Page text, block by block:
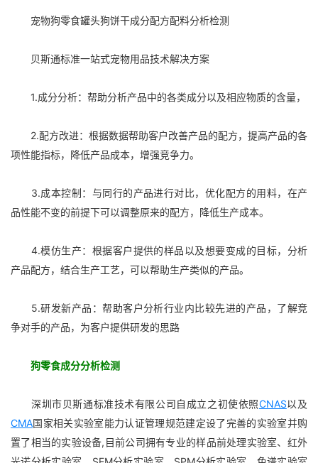
宠物狗零食罐头狗饼干成分配方配料分析检测
贝斯通标准一站式宠物用品技术解决方案
1.成分分析：帮助分析产品中的各类成分以及相应物质的含量，
2.配方改进：根据数据帮助客户改善产品的配方，提高产品的各
项性能指标，降低产品成本，增强竞争力。
3.成本控制：与同行的产品进行对比，优化配方的用料，在产
品性能不变的前提下可以调整原来的配方，降低生产成本。
4.模仿生产：根据客户提供的样品以及想要变成的目标，分析
产品配方，结合生产工艺，可以帮助生产类似的产品。
5.研发新产品：帮助客户分析行业内比较先进的产品，了解竞
争对手的产品，为客户提供研发的思路
狗零食成分分析检测
深圳市贝斯通标准技术有限公司自成立之初使依照CNAS以及
CMA国家相关实验室能力认证管理规范建定设了完善的实验室并购
置了相当的实验设备,目前公司拥有专业的样品前处理实验室、红外